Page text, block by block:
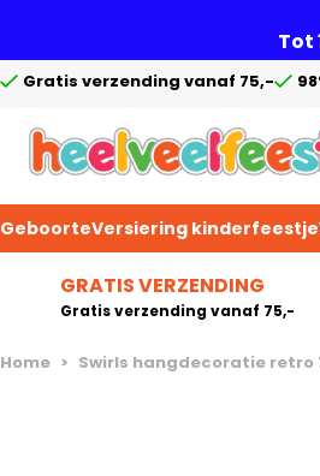
Tot
Gratis verzending vanaf 75,-
GeboorteVersiering kinderfeestje
GRATIS VERZENDING
Gratis verzending vanaf 75,-
Home > Swirls hangdecoratie retro